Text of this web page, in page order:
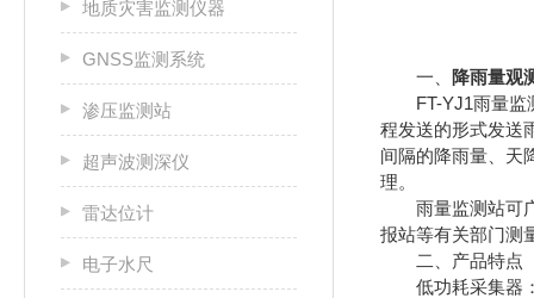
地质灾害监测仪器
GNSS监测系统
渗压监测站
超声波测深仪
雷达位计
电子水尺
一、
降雨量观
FT-YJ1雨量监测
程发送的形式发送
间隔的降雨量、天
理。
雨量监测站可广
报站等有关部门测
二、产品特点
低功耗采集器：